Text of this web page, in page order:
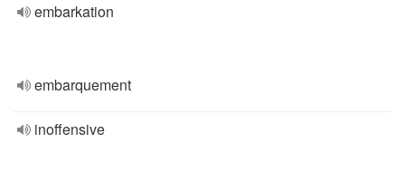
embarkation
embarquement
inoffensive